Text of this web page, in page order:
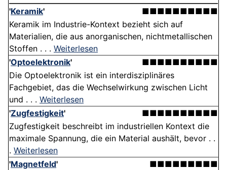
'Keramik'
■■■■■■■■■■
Keramik im Industrie-Kontext bezieht sich auf
Materialien, die aus anorganischen, nichtmetallischen
Stoffen . . . Weiterlesen
'Optoelektronik'
■■■■■■■■■■
Die Optoelektronik ist ein interdisziplinäres
Fachgebiet, das die Wechselwirkung zwischen Licht
und . . . Weiterlesen
'Zugfestigkeit'
■■■■■■■■■■
Zugfestigkeit beschreibt im industriellen Kontext die
maximale Spannung, die ein Material aushält, bevor . .
. Weiterlesen
'Magnetfeld'
■■■■■■■■■